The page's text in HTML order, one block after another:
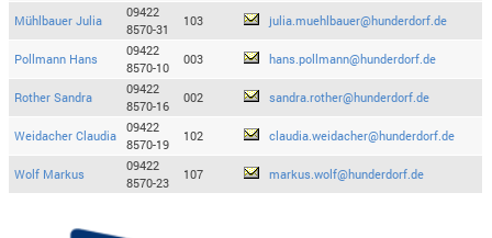
Mühlbauer Julia
09422
8570-31
103 julia.muehlbauer@hunderdorf.de
Pollmann Hans
09422
8570-10
003 hans.pollmann@hunderdorf.de
Rother Sandra
09422
8570-16
002 sandra.rother@hunderdorf.de
Weidacher Claudia
09422
8570-19
102 claudia.weidacher@hunderdorf.de
Wolf Markus
09422
8570-23
107 markus.wolf@hunderdorf.de